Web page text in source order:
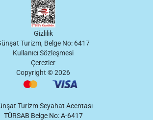
Gizlilik
Turizm, Belge No: 6417
Kullanıcı Sözleşmesi
Çerezler
Copyright ©2026
Turizm Seyahat Acentası
TÜRSAB Belge No: A-6417